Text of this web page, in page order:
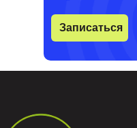
Записаться